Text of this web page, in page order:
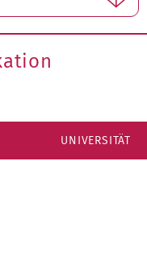
UNIVERSITÄT